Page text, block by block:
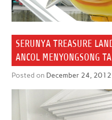
SERUNYA TREASURE
ANCOL MENYONGSONG
Posted on December 24, 2012